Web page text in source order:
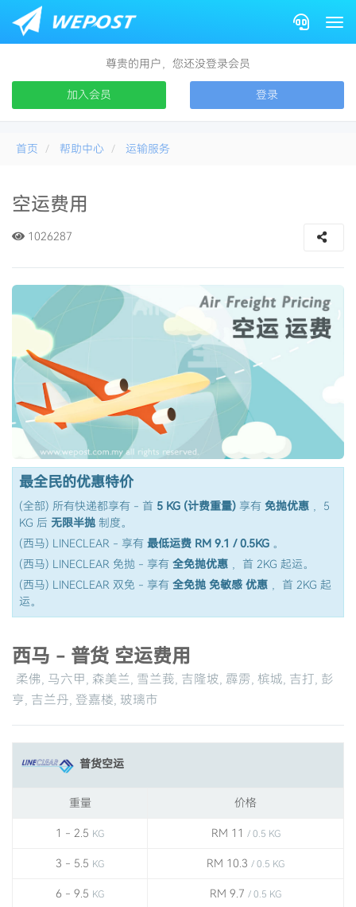
尊贵的用户，您还没登录会员
加入会员 登录
首页 帮助中心 运输服务
空运费用
1026287
最全民的优惠特价
(全部) 所有快递都享有 - 首 5 KG (计费重量) 享有 免抛优惠
，5
KG 后 无限半抛 制度。
(西马) LINECLEAR - 享有 最低运费 RM 9.1 / 0.5KG 。
(西马) LINECLEAR 免抛 - 享有 全免抛优惠
，首 2KG 起运。
(西马) LINECLEAR 双免 - 享有 全免抛 免敏感 优惠
，首 2KG 起
运。
西马 - 普货 空运费用
柔佛, 马六甲, 森美兰, 雪兰莪, 吉隆坡, 霹雳, 槟城, 吉打, 彭
亨, 吉兰丹, 登嘉楼, 玻璃市
普货空运
重量 价格
1 - 2.5 KG RM 11 / 0.5 KG
3 - 5.5 KG RM 10.3 / 0.5 KG
6 - 9.5 KG RM 9.7 / 0.5 KG